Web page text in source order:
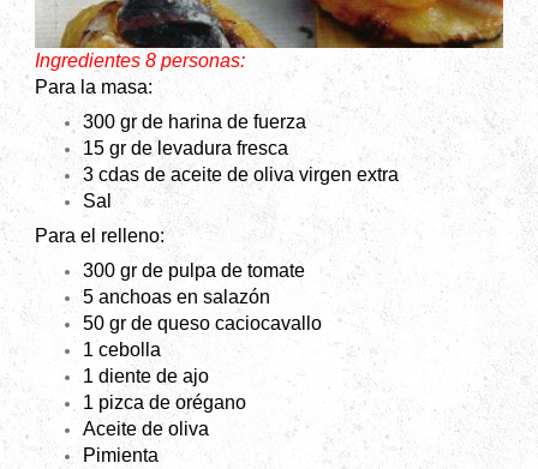
Ingredientes 8 personas:
Para la masa:
300 gr de harina de fuerza
15 gr de levadura fresca
3 cdas de aceite de oliva virgen extra
Sal
Para el relleno:
300 gr de pulpa de tomate
5 anchoas en salazón
50 gr de queso caciocavallo
1 cebolla
1 diente de ajo
1 pizca de orégano
Aceite de oliva
Pimienta